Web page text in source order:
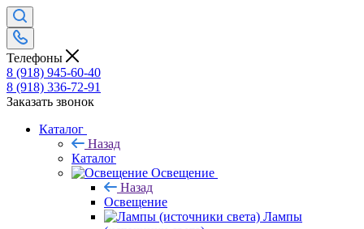
Телефоны
8 (918) 945-60-40
8 (918) 336-72-91
Заказать звонок
Каталог
Назад
Каталог
Освещение
Назад
Освещение
Лампы